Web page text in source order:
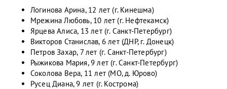
Логинова Арина, 12 лет (г. Кинешма)
Мрежина Любовь, 10 лет (г. Нефтекамск)
Ярцева Алиса, 13 лет (г. Санкт-Петербург)
Викторов Станислав, 6 лет (ДНР, г. Донецк)
Петров Захар, 7 лет (г. Санкт-Петербург)
Рыжикова Мария, 9 лет (г. Санкт-Петербург)
Соколова Вера, 11 лет (МО, д. Юрово)
Русец Диана, 9 лет (г. Кострома)